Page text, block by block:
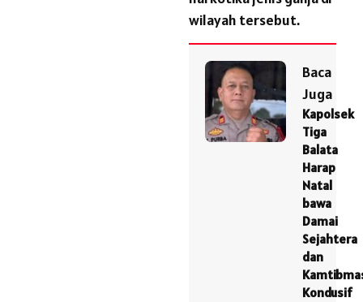
wilayah tersebut.
Baca
Juga
Kapolsek
Tiga
Balata
Harap
Natal
bawa
Damai
Sejahtera
dan
Kondusif